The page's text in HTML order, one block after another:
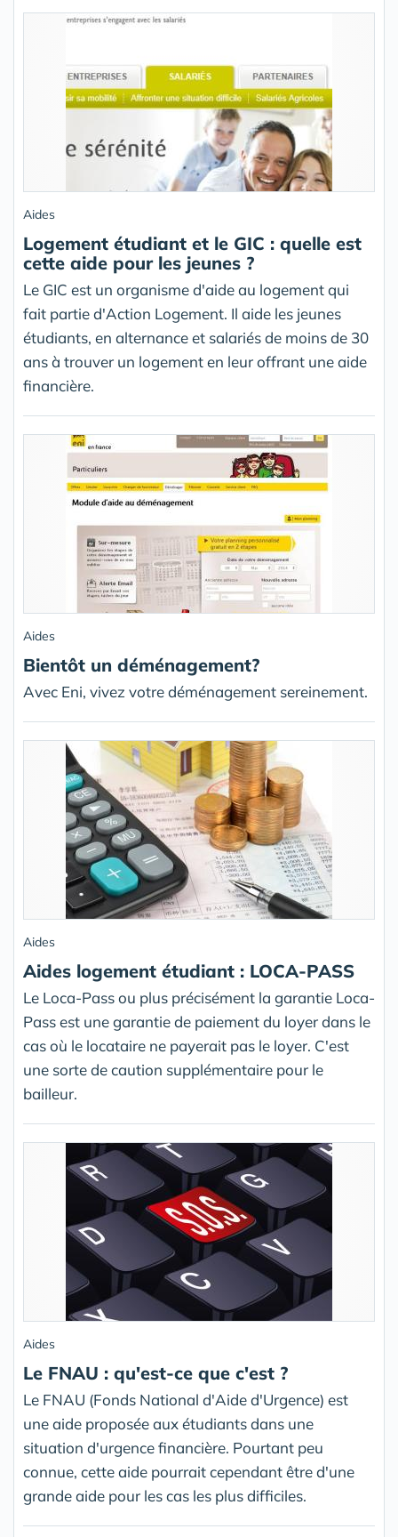
Aides
Logement étudiant et le GIC : quelle est
cette aide pour les jeunes ?
Le GIC est un organisme d'aide au logement qui
fait partie d'Action Logement. Il aide les jeunes
étudiants, en alternance et salariés de moins de 30
ans à trouver un logement en leur offrant une aide
financière.
Aides
Bientôt un déménagement?
Avec Eni, vivez votre déménagement sereinement.
Aides
Aides logement étudiant : LOCA-PASS
Le Loca-Pass ou plus précisément la garantie Loca-
Pass est une garantie de paiement du loyer dans le
cas où le locataire ne payerait pas le loyer. C'est
une sorte de caution supplémentaire pour le
bailleur.
Aides
Le FNAU : qu'est-ce que c'est ?
Le FNAU (Fonds National d'Aide d'Urgence) est
une aide proposée aux étudiants dans une
situation d'urgence financière. Pourtant peu
connue, cette aide pourrait cependant être d'une
grande aide pour les cas les plus difficiles.